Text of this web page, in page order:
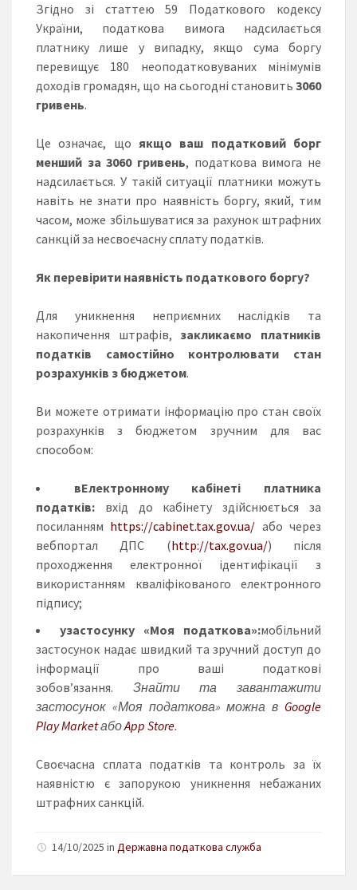
Згідно зі статтею 59 Податкового кодексу
України, податкова вимога надсилається
платнику лише у випадку, якщо сума боргу
перевищує 180 неоподатковуваних мінімумів
доходів громадян, що на сьогодні становить 3060
гривень.
Це означає, що якщо ваш податковий борг
менший за 3060 гривень, податкова вимога не
надсилається. У такій ситуації платники можуть
навіть не знати про наявність боргу, який, тим
часом, може збільшуватися за рахунок штрафних
санкцій за несвоєчасну сплату податків.
Як перевірити наявність податкового боргу?
Для уникнення неприємних наслідків та
накопичення штрафів, закликаємо платників
податків самостійно контролювати стан
розрахунків з бюджетом.
Ви можете отримати інформацію про стан своїх
розрахунків з бюджетом зручним для вас
способом:
вЕлектронному кабінеті платника
податків: вхід до кабінету здійснюється за
посиланням https://cabinet.tax.gov.ua/ або через
вебпортал ДПС (http://tax.gov.ua/) після
проходження електронної ідентифікації з
використанням кваліфікованого електронного
підпису;
узастосунку «Моя податкова»:мобільний
застосунок надає швидкий та зручний доступ до
інформації про ваші податкові
зобов’язання. Знайти та завантажити
застосунок «Моя податкова» можна в Google
Play MarketабоApp Store.
Своєчасна сплата податків та контроль за їх
наявністю є запорукою уникнення небажаних
штрафних санкцій.
14/10/2025 in Державна податкова служба